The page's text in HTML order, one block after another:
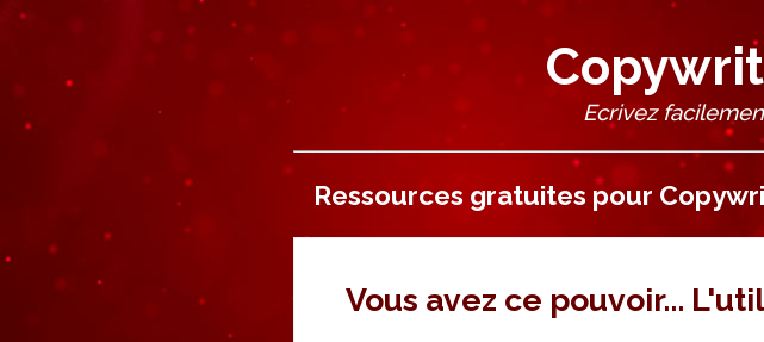
Ecrivez
Ressources gratuites pour
Vous avez ce pouvoir...